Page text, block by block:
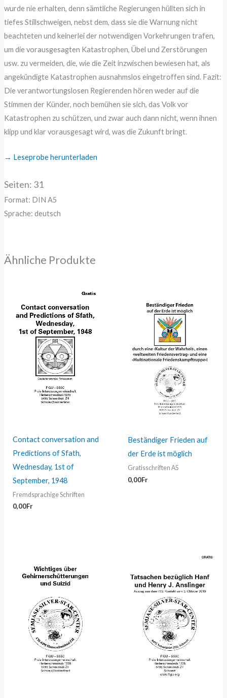
wurde nie erhalten, denn sämtliche Regierungen hüllten sich in
tiefes Stillschweigen, nebst dem, dass sie die Warnung nicht
beachteten und keinerlei der notwendigen Vorkehrungen trafen,
um die vorausgesagten Katastrophen, Übel und Zerstörungen
usw. zu vermeiden, die, wie die Zeit inzwischen bewiesen hat, als
angekündigte Katastrophen ausnahmslos eingetroffen sind. Fazit:
Die verantwortungslosen Regierenden hören weder auf die
Stimmen der Künder, noch bemühen sie sich, das Volk vor
Katastrophen zu schützen, und zwar auch dann nicht, wenn ihnen
klipp und klar vorausgesagt wird, was die Zukunft bringt.
→ Leseprobe herunterladen
Seiten: 31
Format: DIN A5
Sprache: deutsch
Ähnliche Produkte
Contact conversation and
Predictions of Sfath,
Wednesday, 1st of
September, 1948
Fremdsprachige Schriften
0,00Fr
Beständiger Frieden auf
der Erde ist möglich
Gratisschriften A5
0,00Fr